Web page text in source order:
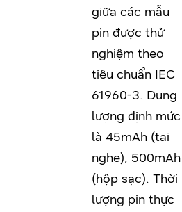
giữa các mẫu
pin được thử
nghiệm theo
tiêu chuẩn IEC
61960-3. Dung
lượng định mức
là 45mAh (tai
nghe), 500mAh
(hộp sạc). Thời
lượng pin thực